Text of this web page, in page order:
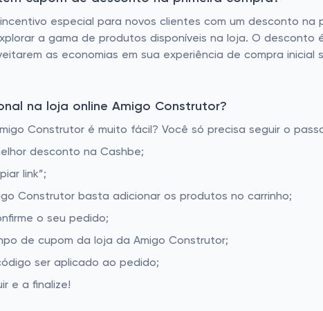
especial para novos clientes com um desconto na
a gama de produtos disponíveis na loja. O
as economias em sua experiência de compra inicial
na loja online Amigo Construtor?
Construtor é muito fácil? Você só precisa seguir o
desconto na Cashbe;
link”;
Construtor basta adicionar os produtos no carrinho;
o seu pedido;
de cupom da loja da Amigo Construtor;
ser aplicado ao pedido;
e a finalize!